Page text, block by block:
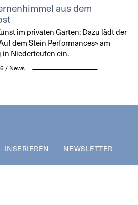
aus dem
im privaten Garten: Dazu lädt der
dem Stein Performances» am
in Niederteufen ein.
/ News
INSERIEREN NEWSLETTER